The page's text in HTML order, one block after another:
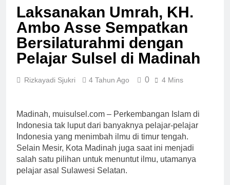
Sains
MUI Sulsel dan LPH
Madani Indonesia
Tetapkan Empat
Pelaku Usaha Halal
1 Minggu Ago
Sinergi MUI Sulsel dan
LPH Unhas Perkuat
Jaminan Produk Halal,
Kehalalan 7 Pelaku
Usaha
1 Minggu Ago
Ada, Bolehkah Dibeli?
Sulsel Bangun Sinergi
dengan PT Semen
Tonasa
1 Minggu Ago
KENCINGILAH
SUMUR ZAMZAM,
NISCAYA KAMU AKAN
TERKENAL (Ketika
1 Minggu Ago
Musda MUI Sulsel
Laksanakan Umrah, KH.
Ambo Asse Sempatkan
Bersilaturahmi dengan
Pelajar Sulsel di Madinah
Rizkayadi Sjukri 4 Tahun Ago 0 4 Mins
Madinah, muisulsel.com – Perkembangan Islam di
Indonesia tak luput dari banyaknya pelajar-pelajar
Indonesia yang menimbah ilmu di timur tengah.
Selain Mesir, Kota Madinah juga saat ini menjadi
salah satu pilihan untuk menuntut ilmu, utamanya
pelajar asal Sulawesi Selatan.